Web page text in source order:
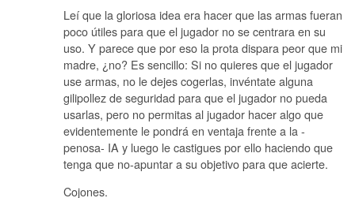
Leí que la gloriosa idea era hacer que las armas fueran
poco útiles para que el jugador no se centrara en su
uso. Y parece que por eso la prota dispara peor que mi
madre, ¿no? Es sencillo: Si no quieres que el jugador
use armas, no le dejes cogerlas, invéntate alguna
gilipollez de seguridad para que el jugador no pueda
usarlas, pero no permitas al jugador hacer algo que
evidentemente le pondrá en ventaja frente a la -
penosa- IA y luego le castigues por ello haciendo que
tenga que no-apuntar a su objetivo para que acierte.
Cojones.